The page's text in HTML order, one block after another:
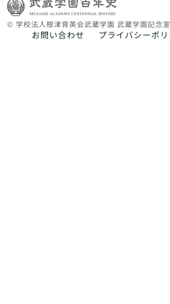
© 学校法人根津育英会武蔵学園 武蔵学園記念室
お問い合わせ プライバシーポ